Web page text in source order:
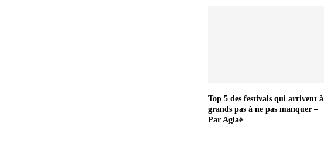
Top 5 des festivals qui arrivent à
grands pas à ne pas manquer –
Par Aglaé